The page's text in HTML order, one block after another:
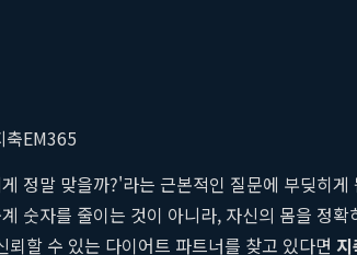
축EM365
정말 맞을까?'라는 근본적인 질문에 부딪히
숫자를 줄이는 것이 아니라, 자신의 몸을 정
할 수 있는 다이어트 파트너를 찾고 있다면